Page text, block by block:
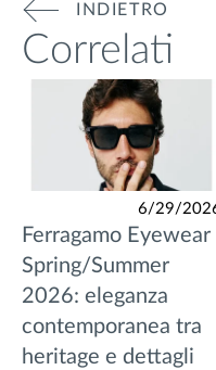
INDIETRO
Correlati
6/29/
Ferragamo Eyewear
Spring/Summer
2026: eleganza
contemporanea tra
heritage e dettagli